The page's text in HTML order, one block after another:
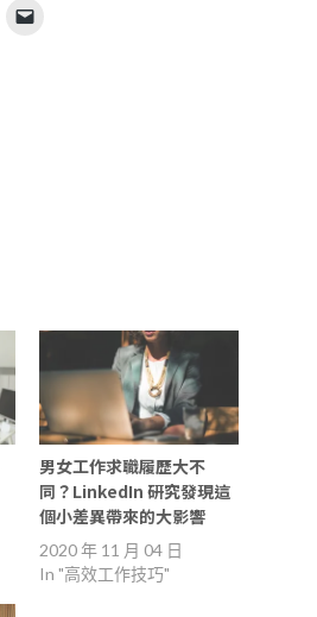
男女工作求職履歷大不
同？LinkedIn 研究發現這
個小差異帶來的大影響
2020 年 11 月 04 日
In "高效工作技巧"